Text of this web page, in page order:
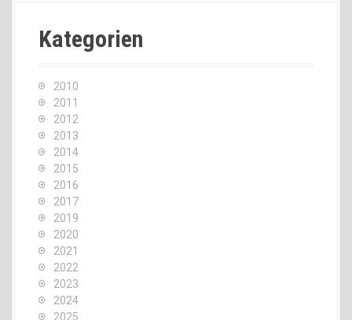
Kategorien
2010
2011
2012
2013
2014
2015
2016
2017
2019
2020
2021
2022
2023
2024
2025